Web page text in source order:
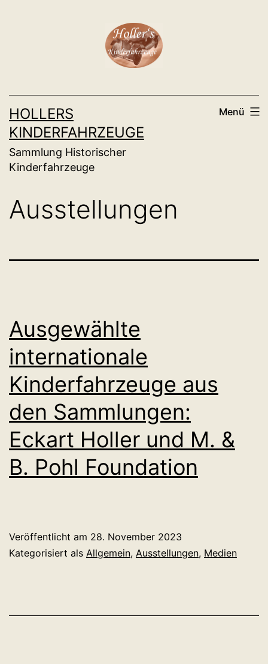
HOLLERS
KINDERFAHRZEUGE
Sammlung Historischer
Kinderfahrzeuge
Menü
Ausstellungen
Ausgewählte
internationale
Kinderfahrzeuge aus
den Sammlungen:
Eckart Holler und M. &
B. Pohl Foundation
Veröffentlicht am 28. November 2023
Kategorisiert als Allgemein, Ausstellungen, Medien